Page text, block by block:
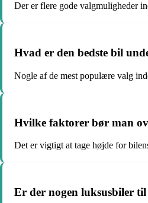
Der er flere gode valgmuligheder
Hvad er den bedste bil
Nogle af de mest populære valg
Hvilke faktorer bør man
Det er vigtigt at tage højde for
Er der nogen luksusbiler